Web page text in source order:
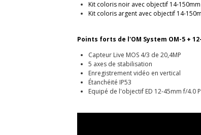
Kit coloris noir avec objectif 14-150mm
Kit coloris argent avec objectif 14-
Points forts de l'OM System OM-5 +
Capteur Live MOS 4/3 de 20,4MP
5 axes de stabilisation
Enregistrement vidéo en vertical
Étanchéité IP53
Equipé de l'objectif ED 12-45mm f/4.0